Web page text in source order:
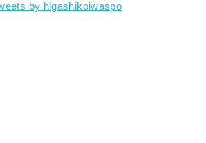
by higashikoiwaspo